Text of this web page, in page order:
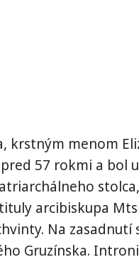
krstným menom
57 rokmi a bol
arcibiskupa
Na zasadnutí
Gruzínska.